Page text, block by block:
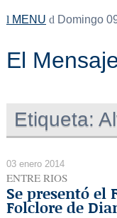
MENU Domingo
El
Etiqueta:
03 enero 2014
ENTRE RIOS
Se presentó el
Folclore de